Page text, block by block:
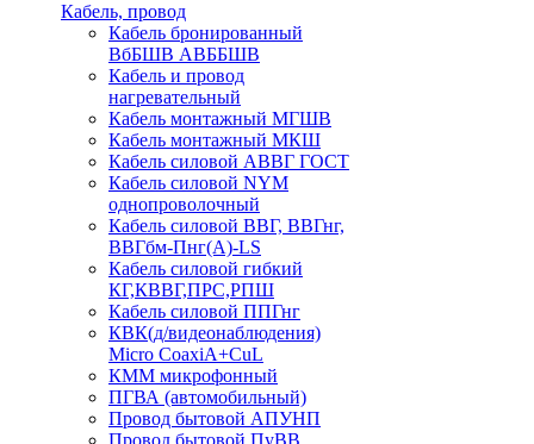
Кабель, провод
Кабель бронированный
ВбБШВ АВББШВ
Кабель и провод
нагревательный
Кабель монтажный МГШВ
Кабель монтажный МКШ
Кабель силовой АВВГ ГОСТ
Кабель силовой NYM
однопроволочный
Кабель силовой ВВГ, ВВГнг,
ВВГбм-Пнг(А)-LS
Кабель силовой гибкий
КГ,КВВГ,ПРС,РПШ
Кабель силовой ППГнг
КВК(д/видеонаблюдения)
Micro CoaxiA+CuL
КММ микрофонный
ПГВА (автомобильный)
Провод бытовой АПУНП